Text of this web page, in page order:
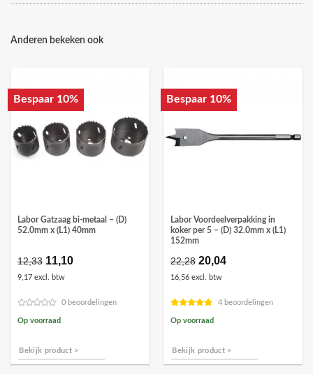
Anderen bekeken ook
Bespaar 10%
Labor Gatzaag bi-metaal – (D)
52.0mm x (L1) 40mm
12,33 Oorspronkelijke
prijs
was:
11,10Huidige
9,17 excl. btw
0 beoordelingen
Op voorraad
Bekijk product >
Bespaar 10%
Labor Voordeelverpakking in
koker per 5 – (D) 32.0mm x (L1)
152mm
22,28 Oorspronkelijke
prijs
was:
20,04Huidige
16,56 excl. btw
4 beoordelingen
Op voorraad
Bekijk product >